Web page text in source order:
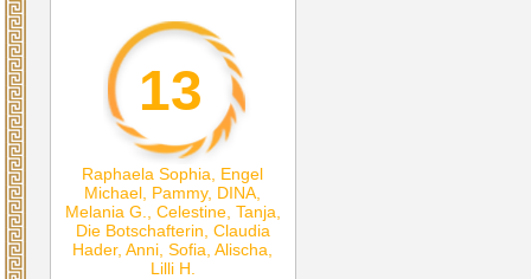
13
Raphaela Sophia
Engel
Michael Pammy, DINA
Melania G.
Celestine Tanja
Die Botschafterin Claudia
Hader,Anni ,Sofia ,Alischa
Lilli H.